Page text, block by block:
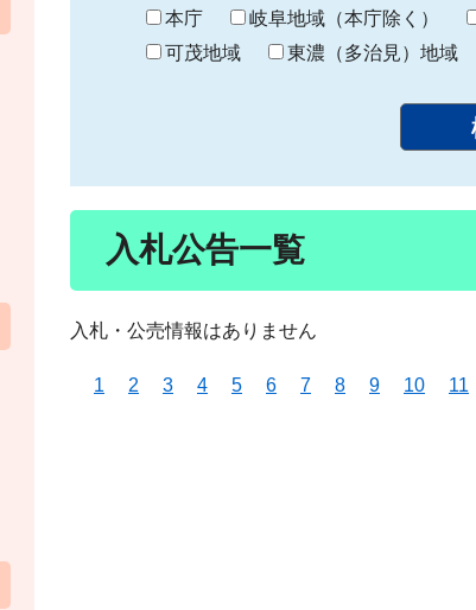
ま
り
わ
り
本庁 岐阜地域（本庁除く）
可茂地域
東濃（多治見）地域
入札公告一覧
入札・公売情報はありません
1 2 3 4 5 6 7 8 9 10 11